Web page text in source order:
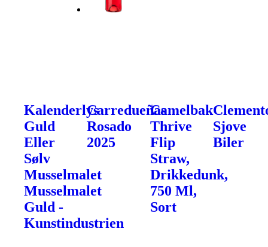
Kalenderlys
Guld
Eller
Sølv
Musselmalet
Musselmalet
Guld -
Kunstindustrien
Carredueñas
Rosado
2025
Camelbak
Thrive
Flip
Straw,
Drikkedunk,
750 Ml,
Sort
Sjove
Biler